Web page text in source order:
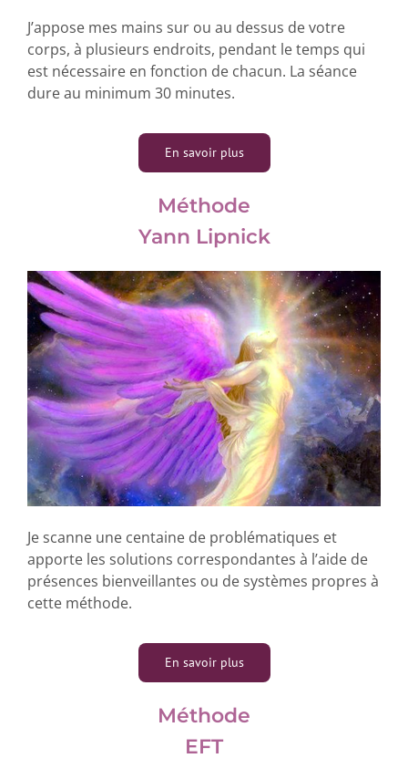
J’appose mes mains sur ou au dessus de votre
corps, à plusieurs endroits, pendant le temps qui
est nécessaire en fonction de chacun. La séance
dure au minimum 30 minutes.
En savoir plus
Méthode
Yann Lipnick
Je scanne une centaine de problématiques et
apporte les solutions correspondantes à l’aide de
présences bienveillantes ou de systèmes propres à
cette méthode.
En savoir plus
Méthode
EFT